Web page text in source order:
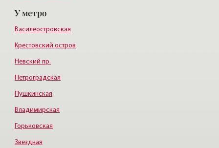
Курортный район
У метро
Василеостровская
Крестовский остров
Невский пр.
Петроградская
Пушкинская
Владимирская
Горьковская
Звездная